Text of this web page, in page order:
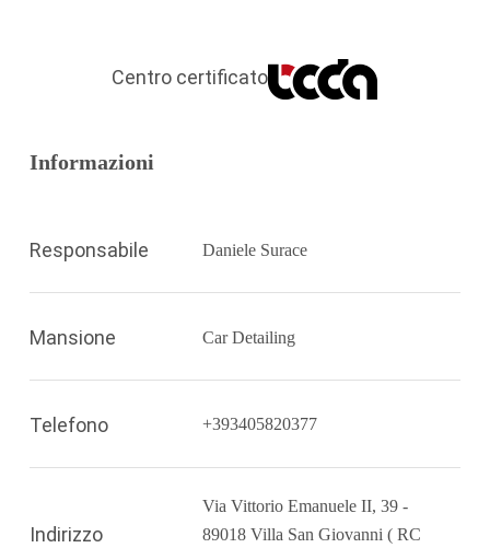
Centro certificato
Informazioni
Responsabile Daniele Surace
Mansione Car Detailing
Telefono +393405820377
Indirizzo
Via Vittorio Emanuele II, 39 -
89018 Villa San Giovanni ( RC